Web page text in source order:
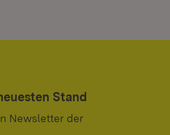
Stand
Newsletter der